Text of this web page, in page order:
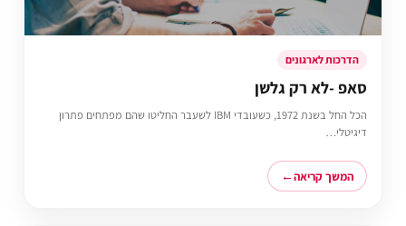
הדרכות לארגונים
סאפ -לא רק גלשן
הכל החל בשנת 1972, כשעובדי IBM לשעבר החליטו שהם מפתחים פתרון
דיגיטלי…
המשך קריאה